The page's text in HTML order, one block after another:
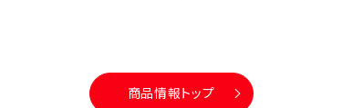
商品情報トップ